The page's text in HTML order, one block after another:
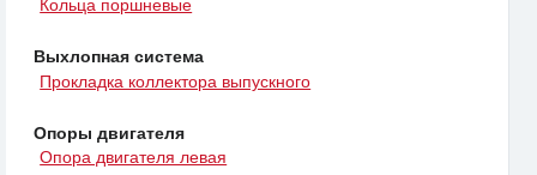
Кольца поршневые
Выхлопная система
Прокладка коллектора выпускного
Опоры двигателя
Опора двигателя левая